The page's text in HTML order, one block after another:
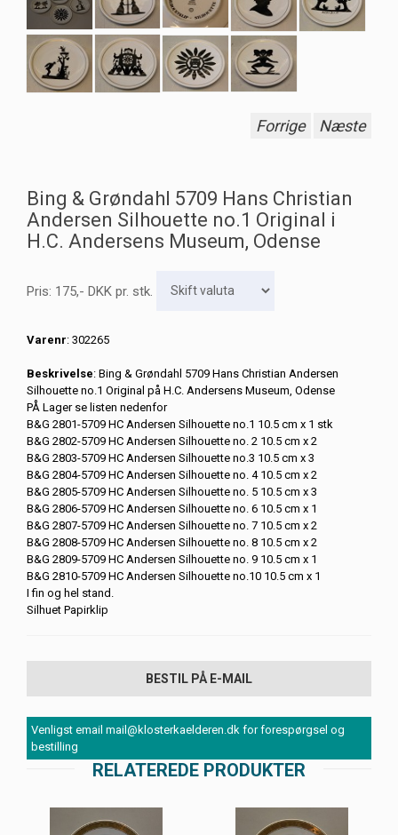
Forrige Næste
Bing & Grøndahl 5709 Hans Christian
Andersen Silhouette no.1 Original i
H.C. Andersens Museum, Odense
Pris: 175,- DKK pr. stk.
Varenr: 302265
Beskrivelse: Bing & Grøndahl 5709 Hans Christian Andersen
Silhouette no.1 Original på H.C. Andersens Museum, Odense
PÅ Lager se listen nedenfor
B&G 2801-5709 HC Andersen Silhouette no.1 10.5 cm x 1 stk
B&G 2802-5709 HC Andersen Silhouette no. 2 10.5 cm x 2
B&G 2803-5709 HC Andersen Silhouette no.3 10.5 cm x 3
B&G 2804-5709 HC Andersen Silhouette no. 4 10.5 cm x 2
B&G 2805-5709 HC Andersen Silhouette no. 5 10.5 cm x 3
B&G 2806-5709 HC Andersen Silhouette no. 6 10.5 cm x 1
B&G 2807-5709 HC Andersen Silhouette no. 7 10.5 cm x 2
B&G 2808-5709 HC Andersen Silhouette no. 8 10.5 cm x 2
B&G 2809-5709 HC Andersen Silhouette no. 9 10.5 cm x 1
B&G 2810-5709 HC Andersen Silhouette no.10 10.5 cm x 1
I fin og hel stand.
Silhuet Papirklip
BESTIL PÅ E-MAIL
Venligst email mail@klosterkaelderen.dk for forespørgsel og
bestilling
RELATEREDE PRODUKTER